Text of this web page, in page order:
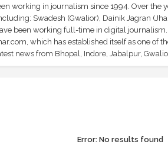
working in journalism since 1994. Over the
Swadesh (Gwalior), Dainik Jagran
been working full-time in digital
which has established itself as one of
news from Bhopal, Indore, Jabalpur,
Error:No results found